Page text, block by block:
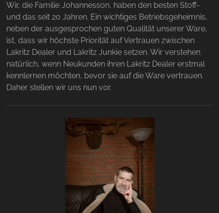
Wir, die Familie Johannesson, haben den besten Stoff-
und das seit 20 Jahren. Ein wichtiges Betriebsgeheimnis,
neben der ausgesprochen guten Qualität unserer Ware,
ist, dass wir höchste Priorität auf Vertrauen zwischen
Lakritz Dealer und Lakritz Junkie setzen. Wir verstehen
natürlich, wenn Neukunden ihren Lakritz Dealer erstmal
kennlernen möchten, bevor sie auf die Ware vertrauen.
Daher stellen wir uns nun vor.